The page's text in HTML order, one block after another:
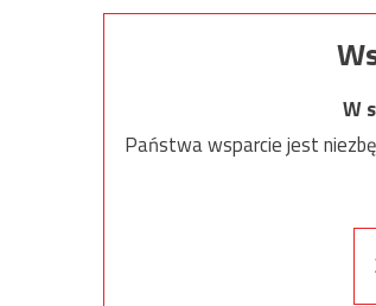
W
Państwa wsparcie jest